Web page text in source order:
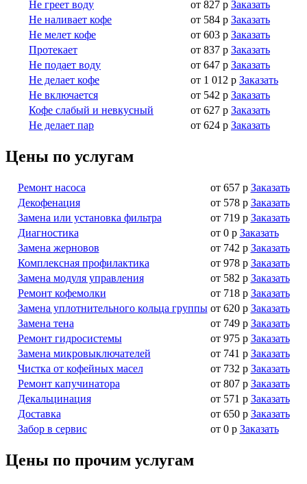
Не греет воду от 827 р Заказать
Не наливает кофе
от 584 р Заказать
Не мелет кофе
от 603 р Заказать
Протекает
от 837 р Заказать
Не подает воду
от 647 р Заказать
Не делает кофе
от 1 012 р Заказать
Не включается
от 542 р Заказать
Кофе слабый и невкусный
от 627 р Заказать
Не делает пар
от 624 р Заказать
Цены по услугам
Ремонт насоса от 657 р Заказать
Декофенация
от 578 р Заказать
Замена или установка фильтра
от 719 р Заказать
Диагностика
от 0 р Заказать
Замена жерновов
от 742 р Заказать
Комплексная профилактика
от 978 р Заказать
Замена модуля управления
от 582 р Заказать
Ремонт кофемолки
от 718 р Заказать
Замена уплотнительного кольца группы от 620 р Заказать
Замена тена
от 749 р Заказать
Ремонт гидросистемы
от 975 р Заказать
Замена микровыключателей
от 741 р Заказать
Чистка от кофейных масел
от 732 р Заказать
Ремонт капучинатора
от 807 р Заказать
Декальцинация
от 571 р Заказать
Доставка
от 650 р Заказать
Забор в сервис
от 0 р Заказать
Цены по прочим услугам